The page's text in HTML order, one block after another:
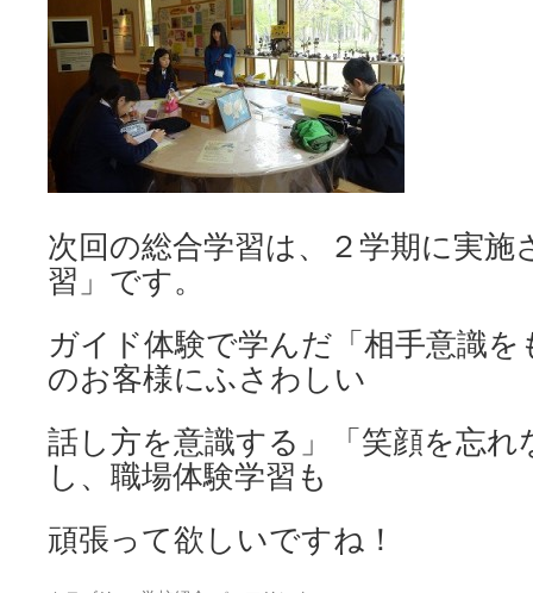
次回の総合学習は、２学期に実施
習」です。
ガイド体験で学んだ「相手意識
のお客様にふさわしい
話し方を意識する」「笑顔を忘
し、職場体験学習も
頑張って欲しいですね！